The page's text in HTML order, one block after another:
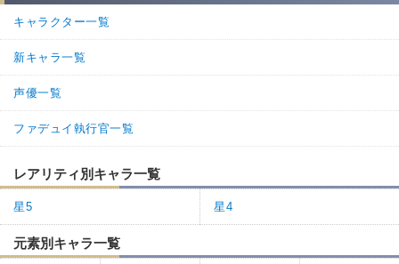
キャラクター一覧
新キャラ一覧
声優一覧
ファデュイ執行官一覧
レアリティ別キャラ一覧
星5 星4
元素別キャラ一覧